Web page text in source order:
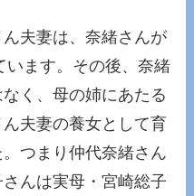
夫妻は、奈緒さんが
います。その後、奈緒
く、母の姉にあたる
夫妻の養女として育
つまり仲代奈緒さん
んは実母・宮崎総子